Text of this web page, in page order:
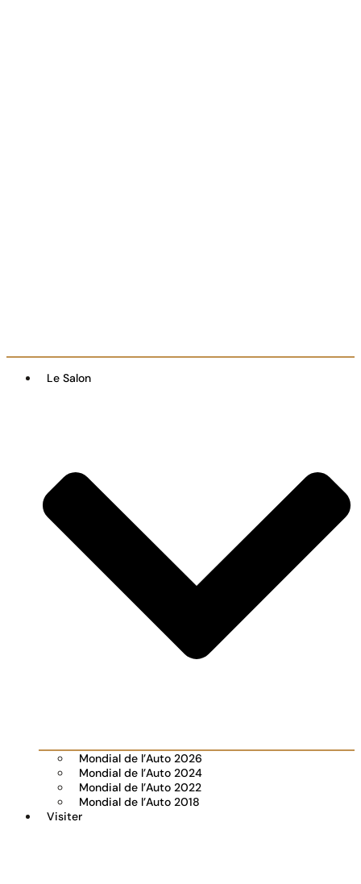
Le Salon
Mondial de l’Auto 2026
Mondial de l’Auto 2024
Mondial de l’Auto 2022
Mondial de l’Auto 2018
Visiter